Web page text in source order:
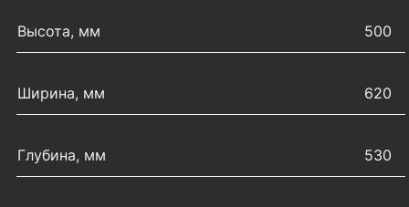
Высота, мм 500
Ширина, мм 620
Глубина, мм 530